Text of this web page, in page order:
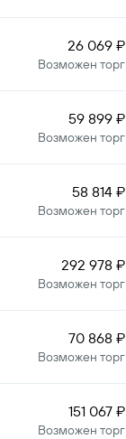
26 069 ₽
Возможен торг
59 899 ₽
Возможен торг
58 814 ₽
Возможен торг
292 978 ₽
Возможен торг
70 868 ₽
Возможен торг
151 067 ₽
Возможен торг